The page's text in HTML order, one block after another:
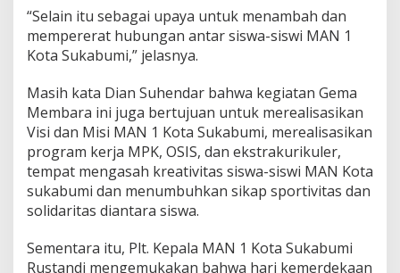
“Selain itu sebagai upaya untuk menambah dan
mempererat hubungan antar siswa-siswi MAN 1
Kota Sukabumi,” jelasnya.
Masih kata Dian Suhendar bahwa kegiatan Gema
Membara ini juga bertujuan untuk merealisasikan
Visi dan Misi MAN 1 Kota Sukabumi, merealisasikan
program kerja MPK, OSIS, dan ekstrakurikuler,
tempat mengasah kreativitas siswa-siswi MAN Kota
sukabumi dan menumbuhkan sikap sportivitas dan
solidaritas diantara siswa.
Sementara itu, Plt. Kepala MAN 1 Kota Sukabumi
Rustandi mengemukakan bahwa hari kemerdekaan